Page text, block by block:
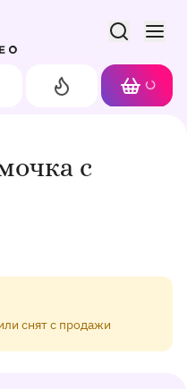
Орле
Акции
Корзина
с
снят с продажи